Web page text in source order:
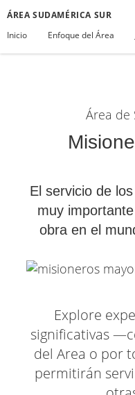
ÁREA SUDAMÉRICA SUR
Inicio
Enfoque del Área
Área de
El servicio de
muy
obra en el
Explore
significativas
del Area o por
permitirán